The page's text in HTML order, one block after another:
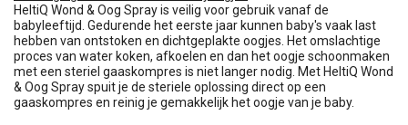
HeltiQ Wond & Oog Spray is veilig voor gebruik vanaf de
babyleeftijd. Gedurende het eerste jaar kunnen baby's vaak last
hebben van ontstoken en dichtgeplakte oogjes. Het omslachtige
proces van water koken, afkoelen en dan het oogje schoonmaken
met een steriel gaaskompres is niet langer nodig. Met HeltiQ Wond
& Oog Spray spuit je de steriele oplossing direct op een
gaaskompres en reinig je gemakkelijk het oogje van je baby.